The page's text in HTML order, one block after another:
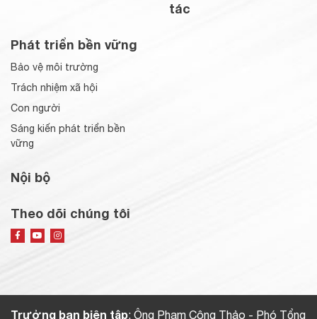
tác
Phát triển bền vững
Bảo vệ môi trường
Trách nhiệm xã hội
Con người
Sáng kiến phát triển bền
vững
Nội bộ
Theo dõi chúng tôi
Trưởng ban biên tập: Ông Phạm Công Thảo - Phó Tổng